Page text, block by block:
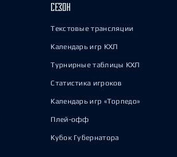
СЕЗОН
Текстовые трансляции
Календарь игр КХЛ
Турнирные таблицы КХЛ
Статистика игроков
Календарь игр «Торпедо»
Плей-офф
Кубок Губернатора